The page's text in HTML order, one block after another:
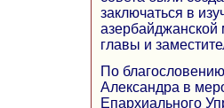
заключаться в
азербайджанской
главы и
По
Александра в
Епархиального